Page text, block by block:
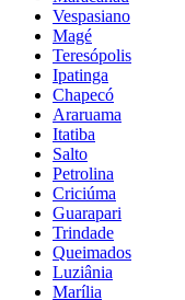
Vespasiano
Magé
Teresópolis
Ipatinga
Chapecó
Araruama
Itatiba
Salto
Petrolina
Criciúma
Guarapari
Trindade
Queimados
Luziânia
Marília